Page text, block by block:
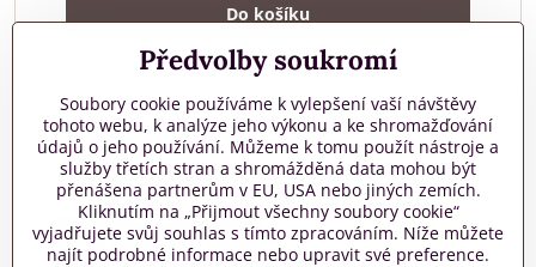
Do košíku
Předvolby soukromí
Soubory cookie používáme k vylepšení vaší návštěvy
tohoto webu, k analýze jeho výkonu a ke shromažďování
údajů o jeho používání. Můžeme k tomu použít nástroje a
služby třetích stran a shromážděná data mohou být
přenášena partnerům v EU, USA nebo jiných zemích.
Kliknutím na „Přijmout všechny soubory cookie“
vyjadřujete svůj souhlas s tímto zpracováním. Níže můžete
najít podrobné informace nebo upravit své preference.